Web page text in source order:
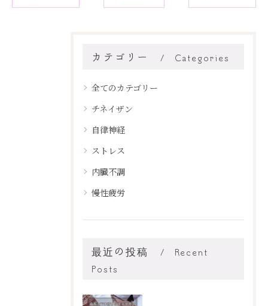
カテゴリー Categories
全てのカテゴリー
チネイザン
自律神経
ストレス
内臓不調
慢性疲労
最近の投稿
Recent
Posts